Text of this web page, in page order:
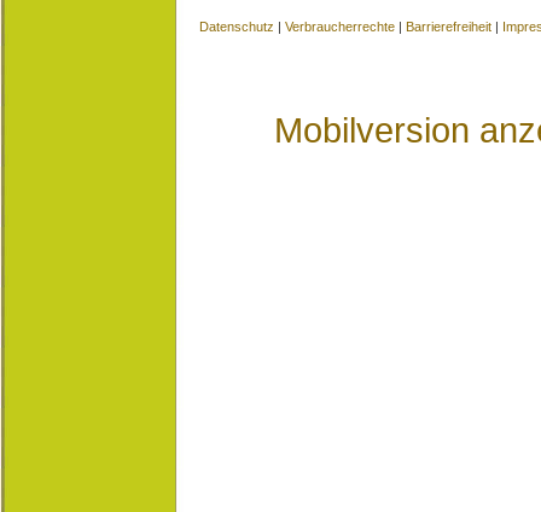
Datenschutz | Verbraucherrechte | Barrierefreiheit |
Mobilversion